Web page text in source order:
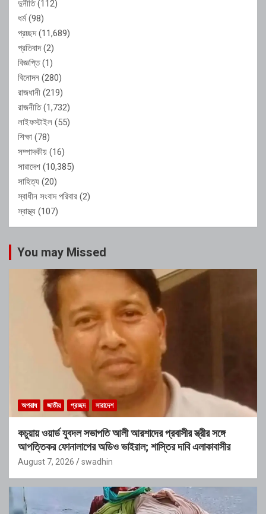
দুর্নীতি(112)
ধর্ম(98)
প্রচ্ছদ(11,689)
প্রতিবাদ(2)
বিজ্ঞপ্তি(1)
বিনোদন (280)
রাজধানী (219)
রাজনীতি(1,732)
লাইফস্টাইল (55)
শিক্ষা (78)
সম্পাদকীয় (16)
সারাদেশ (10,385)
সাহিত্য (20)
স্বাধীন সংবাদ পরিবার (2)
স্বাস্থ্য (107)
You may Missed
অপরাধ জাতীয় প্রচ্ছদ সারাদেশ
কচুয়ায় ওয়ার্ড যুবদল সভাপতি আলী আরশাদের প্রবাসীর স্ত্রীর সঙ্গে
আপত্তিকর ফোনালাপের অডিও ভাইরাল; শাস্তির দাবি এলাকাবাসীর
August 7, 2026 swadhin